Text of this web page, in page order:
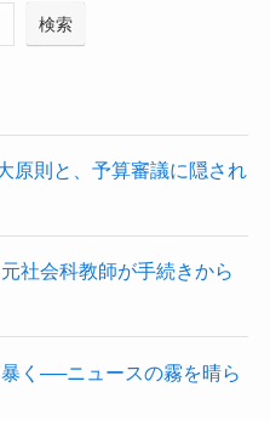
検索
原則と、予算審議に隠され
社会科教師が手続きから
く──ニュースの霧を晴ら